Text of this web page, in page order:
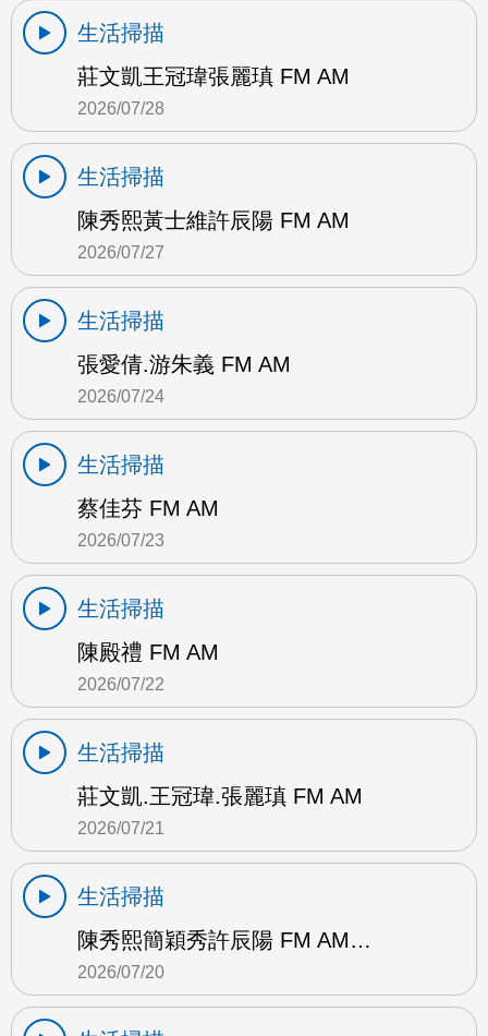
生活掃描
莊文凱王冠瑋張麗瑱 FM AM
2026/07/28
生活掃描
陳秀熙黃士維許辰陽 FM AM
2026/07/27
生活掃描
張愛倩.游朱義 FM AM
2026/07/24
生活掃描
蔡佳芬 FM AM
2026/07/23
生活掃描
陳殿禮 FM AM
2026/07/22
生活掃描
莊文凱.王冠瑋.張麗瑱 FM AM
2026/07/21
生活掃描
陳秀熙簡穎秀許辰陽 FM AM…
2026/07/20